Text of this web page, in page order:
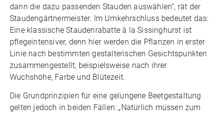
dann die dazu passenden Stauden auswählen“, rät der
Staudengärtnermeister. Im Umkehrschluss bedeutet das:
Eine klassische Staudenrabatte à la Sissinghurst ist
pflegeintensiver, denn hier werden die Pflanzen in erster
Linie nach bestimmten gestalterischen Gesichtspunkten
zusammengestellt, beispielsweise nach ihrer
Wuchshöhe, Farbe und Blütezeit.
Die Grundprinzipien für eine gelungene Beetgestaltung
gelten jedoch in beiden Fällen: „Natürlich müssen zum